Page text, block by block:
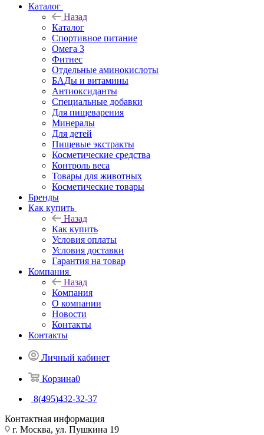
Каталог
Назад
Каталог
Спортивное питание
Омега 3
Фитнес
Отдельные аминокислоты
БАДы и витамины
Антиоксиданты
Специальные добавки
Для пищеварения
Минералы
Для детей
Пищевые экстракты
Косметические средства
Контроль веса
Товары для животных
Косметические товары
Бренды
Как купить
Назад
Как купить
Условия оплаты
Условия доставки
Гарантия на товар
Компания
Назад
Компания
О компании
Новости
Контакты
Контакты
Личный кабинет
Корзина0
8(495)432-32-37
Контактная информация
г. Москва, ул. Пушкина 19